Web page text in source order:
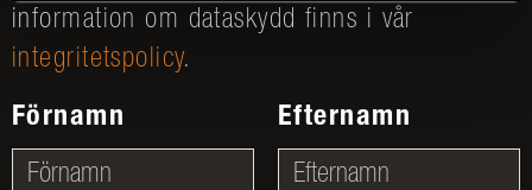
information om dataskydd finns i vår
integritetspolicy.
Förnamn Efternamn